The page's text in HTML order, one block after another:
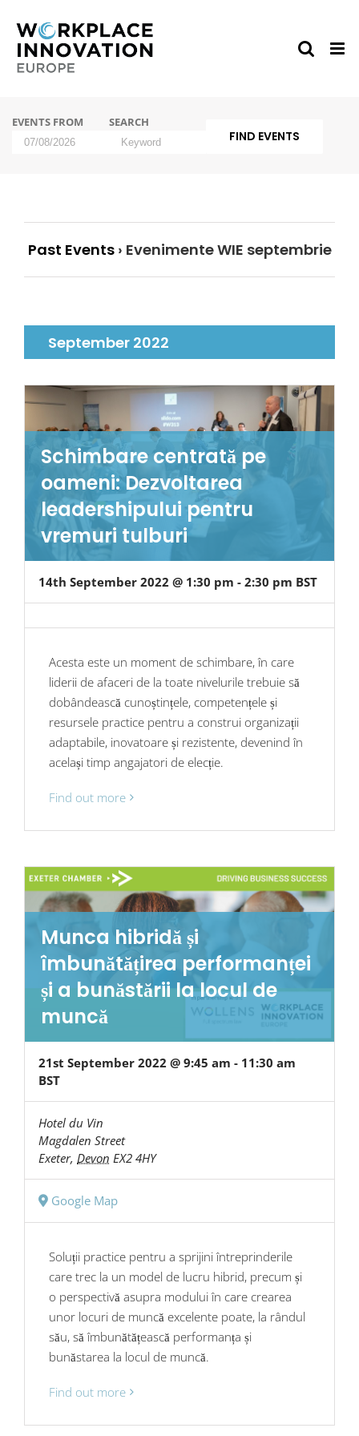
content
Search
and
EVENTS FROM SEARCH
Past Events› Evenimente WIE septembrie
September 2022
Schimbare centrată pe
oameni: Dezvoltarea
leadershipului pentru
vremuri tulburi
14th September 2022 @ 1:30 pm -2:30 pm BST
Acesta este un moment de schimbare, în care
liderii de afaceri de la toate nivelurile trebuie să
dobândească cunoștințele, competențele și
resursele practice pentru a construi organizații
adaptabile, inovatoare și rezistente, devenind în
același timp angajatori de elecție.
Find out more
Munca hibridă și
îmbunătățirea performanței
și a bunăstării la locul de
muncă
21st September 2022 @ 9:45 am - 11:30 am
BST
Hotel du Vin
Magdalen Street
Exeter, Devon EX2 4HY
Google Map
Soluții practice pentru a sprijini întreprinderile
care trec la un model de lucru hibrid, precum și
o perspectivă asupra modului în care crearea
unor locuri de muncă excelente poate, la rândul
său, să îmbunătățească performanța și
bunăstarea la locul de muncă.
Find out more